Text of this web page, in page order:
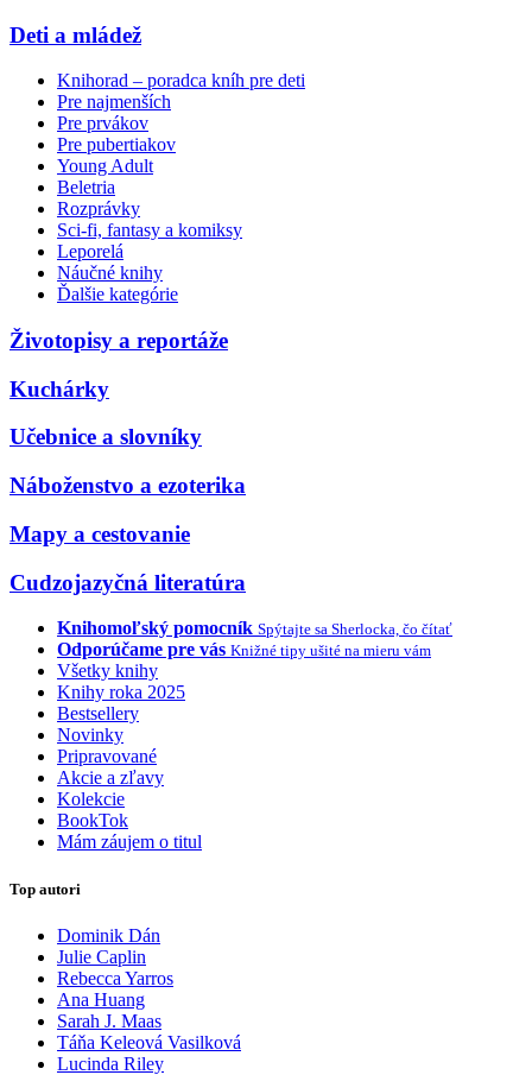
Deti a mládež
Knihorad – poradca kníh pre deti
Pre najmenších
Pre prvákov
Pre pubertiakov
Young Adult
Beletria
Rozprávky
Sci-fi, fantasy a komiksy
Leporelá
Náučné knihy
Ďalšie kategórie
Životopisy a reportáže
Kuchárky
Učebnice a slovníky
Náboženstvo a ezoterika
Mapy a cestovanie
Cudzojazyčná literatúra
Knihomoľský pomocník Spýtajte sa Sherlocka, čo čítať
Odporúčame pre vás Knižné tipy ušité na mieru vám
Všetky knihy
Knihy roka 2025
Bestsellery
Novinky
Pripravované
Akcie a zľavy
Kolekcie
BookTok
Mám záujem o titul
Top autori
Dominik Dán
Julie Caplin
Rebecca Yarros
Ana Huang
Sarah J. Maas
Táňa Keleová Vasilková
Lucinda Riley